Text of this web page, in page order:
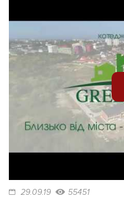
29.09.19 55451